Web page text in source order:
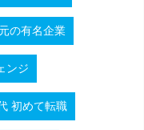
の有名企業
ンジ
初めて転職